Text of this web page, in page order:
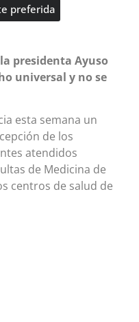
preferida
presidenta Ayuso
universal y no se
esta semana un
de los
atendidos
de Medicina de
centros de salud de